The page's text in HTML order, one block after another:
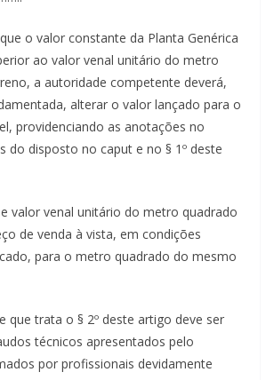
o valor constante da Planta Genérica
ao valor venal unitário do metro
a autoridade competente deverá,
alterar o valor lançado para o
providenciando as anotações no
do disposto no caput e no § 1º deste
valor venal unitário do metro quadrado
de venda à vista, em condições
para o metro quadrado do mesmo
que trata o § 2º deste artigo deve ser
técnicos apresentados pelo
por profissionais devidamente